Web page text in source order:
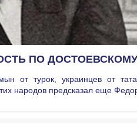
ПО ДОСТОЕВСКОМУ
от турок, украинцев от
народов предсказал еще